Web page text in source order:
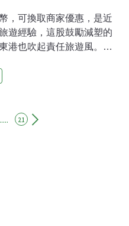
，可換取商家優惠，是近
遊經驗，這股鼓勵減塑的
港也吹起責任旅遊風。這
產業聯盟、東港海事學校
價值低的廢棄瓶蓋作為本
21